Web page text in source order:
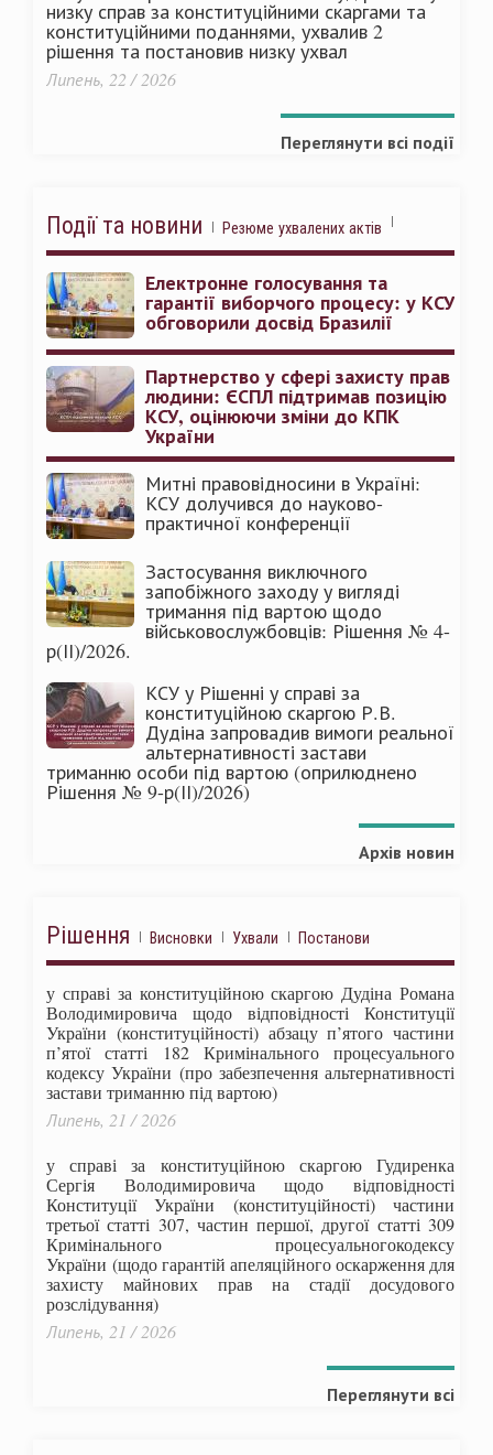
низку справ за конституційними скаргами та
конституційними поданнями, ухвалив 2
рішення та постановив низку ухвал
Липень, 22 / 2026
Переглянути всі події
Події та новини Резюме ухвалених актів
Електронне голосування та
гарантії виборчого процесу: у КСУ
обговорили досвід Бразилії
Партнерство у сфері захисту прав
людини: ЄСПЛ підтримав позицію
КСУ, оцінюючи зміни до КПК
України
Митні правовідносини в Україні:
КСУ долучився до науково-
практичної конференції
Застосування виключного
запобіжного заходу у вигляді
тримання під вартою щодо
військовослужбовців: Рішення № 4-
р(ІІ)/2026.
КСУ у Рішенні у справі за
конституційною скаргою Р.В.
Дудіна запровадив вимоги реальної
альтернативності застави
триманню особи під вартою (оприлюднено
Рішення № 9-р(ІІ)/2026)
Архів новин
Рішення Висновки Ухвали Постанови
у справі за конституційною скаргою Дудіна Романа
Володимировича щодо відповідності Конституції
України (конституційності) абзацу п’ятого частини
п’ятої статті 182 Кримінального процесуального
кодексу України (про забезпечення альтернативності
застави триманню під вартою)
Липень, 21 / 2026
у справі за конституційною скаргою Гудиренка
Сергія Володимировича щодо відповідності
Конституції України (конституційності) частини
третьої статті 307, частин першої, другої статті 309
Кримінального процесуальногокодексу
України (щодо гарантій апеляційного оскарження для
захисту майнових прав на стадії досудового
розслідування)
Липень, 21 / 2026
Переглянути всі